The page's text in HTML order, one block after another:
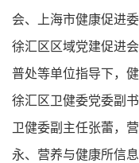
会、上海市健康促进
徐汇区区域党建促进
普处等单位指导下，
徐汇区卫健委党委副
卫健委副主任张蕾，
永、营养与健康所信